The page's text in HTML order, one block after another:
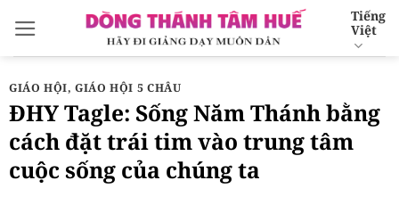
qua
nội
dung
Tiếng
Việt
GIÁO HỘI,GIÁO HỘI 5 CHÂU
ĐHY Tagle: Sống Năm Thánh bằng
cách đặt trái tim vào trung tâm
cuộc sống của chúng ta